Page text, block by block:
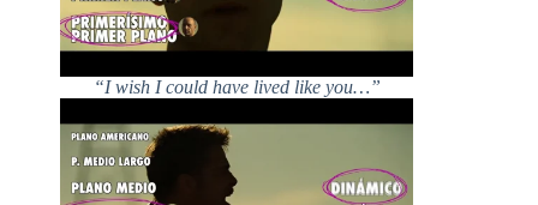
“I wish I could have lived like you…”